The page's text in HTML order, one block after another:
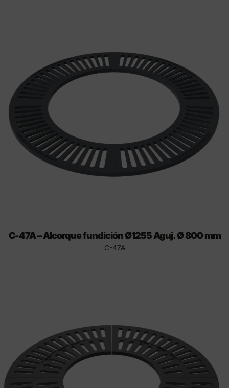
C-47A – Alcorque fundición Ø1255 Aguj. Ø 800 mm
C-47A